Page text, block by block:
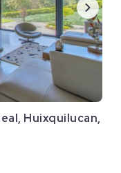
Huixquilucan,